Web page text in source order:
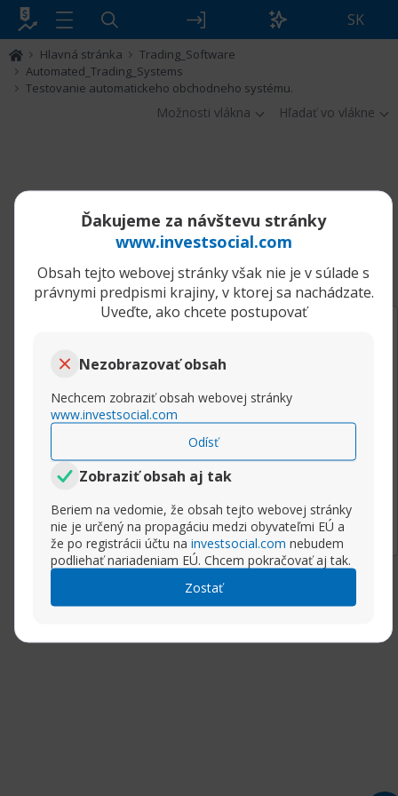
SK
Hlavná stránka
Trading_Software
Automated_Trading_Systems
Testovanie automatickeho obchodneho systému.
Možnosti vlákna Hľadať vo vlákne
Ďakujeme za návštevu stránky
www.investsocial.com
Obsah tejto webovej stránky však nie je v súlade s
právnymi predpismi krajiny, v ktorej sa nachádzate.
Uveďte, ako chcete postupovať
Nezobrazovať obsah
Nechcem zobraziť obsah webovej stránky
www.investsocial.com
Odísť
Zobraziť obsah aj tak
Beriem na vedomie, že obsah tejto webovej stránky
nie je určený na propagáciu medzi obyvateľmi EÚ a
že po registrácii účtu na investsocial.com nebudem
podliehať nariadeniam EÚ. Chcem pokračovať aj tak.
Zostať
Testovanie automatickeho obchodneho
systému.
12.09.2018, 08:31
Super Moderator
Ako optimalizovať určujúce ukazovatele
stratégie, pomocou údajov získaných v období
spätného testovania.